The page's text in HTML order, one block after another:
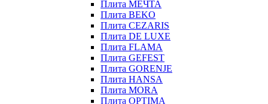
Плита МЕЧТА
Плита BEKO
Плита CEZARIS
Плита DE LUXE
Плита FLAMA
Плита GEFEST
Плита GORENJE
Плита HANSA
Плита MORA
Плита OPTIMA